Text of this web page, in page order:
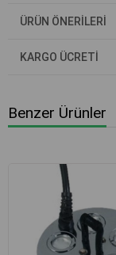
ÜRÜN ÖNERILERI
KARGO ÜCRETİ
Benzer Ürünler